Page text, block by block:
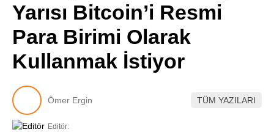
TikTok
Yarısı Bitcoin’i Resmi
Para Birimi Olarak
Kullanmak İstiyor
Ömer Ergin TÜM YAZILARI
Editör: